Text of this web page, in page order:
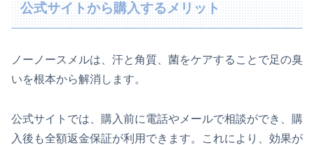
公式サイトから購入するメリット
ノーノースメルは、汗と角質、菌をケアすることで足の臭
いを根本から解消します。
公式サイトでは、購入前に電話やメールで相談ができ、購
入後も全額返金保証が利用できます。これにより、効果が